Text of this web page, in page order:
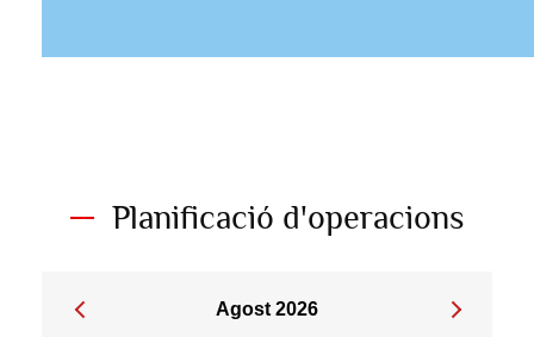
Planificació d'operacions
Agost 2026